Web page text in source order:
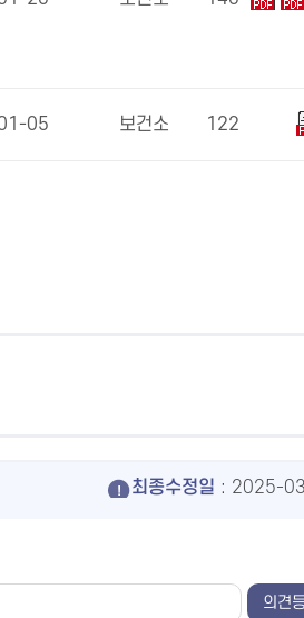
05 보건소 122
최종수정일 : 2025-